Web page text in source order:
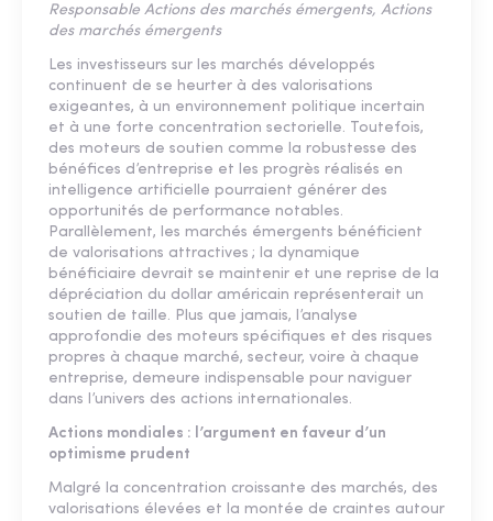
Responsable Actions des marchés émergents, Actions
des marchés émergents
Les investisseurs sur les marchés développés
continuent de se heurter à des valorisations
exigeantes, à un environnement politique incertain
et à une forte concentration sectorielle. Toutefois,
des moteurs de soutien comme la robustesse des
bénéfices d’entreprise et les progrès réalisés en
intelligence artificielle pourraient générer des
opportunités de performance notables.
Parallèlement, les marchés émergents bénéficient
de valorisations attractives ; la dynamique
bénéficiaire devrait se maintenir et une reprise de la
dépréciation du dollar américain représenterait un
soutien de taille. Plus que jamais, l’analyse
approfondie des moteurs spécifiques et des risques
propres à chaque marché, secteur, voire à chaque
entreprise, demeure indispensable pour naviguer
dans l’univers des actions internationales.
Actions mondiales : l’argument en faveur d’un
optimisme prudent
Malgré la concentration croissante des marchés, des
valorisations élevées et la montée de craintes autour